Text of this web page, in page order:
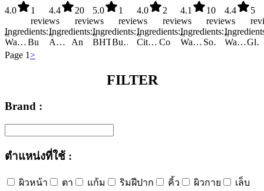
4.0
1
reviews
Ingredients:
Water/Aqua/Eau
Butylene Glycol Glycerin Pogostemon Cablin Oil Citrus Nobilis (Mandarin Orange) Peel Oil Pelargonium Graveolens Flower Oil Boswellia Carterii (olibanum) Oil Limonene Vaccinium Macrocarpon (Cranberry) Fruit Extract Vaccinium Angustifolium (Blueberry) Fruit Extract
4.4
20
reviews
Ingredients:
Amorphophallus Konjac Root Powder
Behenic Acid Butylene Glycol Cetearyl Alcohol Citrus Aurantium Bergamia (Bergamot) Fruit Oil Disodium EDTA Ethylhexylglycerin Glycerin
5.0
1
reviews
Ingredients:
BHT
Butylene Glycol Citric Acid Citrus Junos Fruit Extract Cocamidopropyl Betaine Disodium EDTA Fragrance
4.0
2
reviews
Ingredients:
Citric Acid
Cocamidopropyl Betaine Decyl Glucoside Dihydro Terpineol Dipropylene Glycol
4.1
10
reviews
Ingredients:
Water/Aqua/Eau
Sodium Lauroyl Methyl Isethionate Sodium Chloride
4.4
5
Water/Aqua/Eau
Page 1>
FILTER
Brand :
ตำแหน่งที่ใช้ :
ผิวหน้า ตา แก้ม ริมฝีปาก คิ้ว ผิวกาย
เล็บ